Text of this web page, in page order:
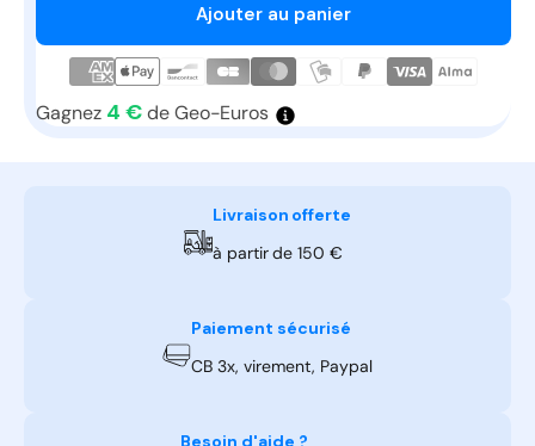
Module
Wi-
Ajouter au panier
Gagnez 4 €de Geo-Euros
Livraison offerte
à partir de 150 €
Paiement sécurisé
CB 3x, virement, Paypal
Besoin d'aide ?